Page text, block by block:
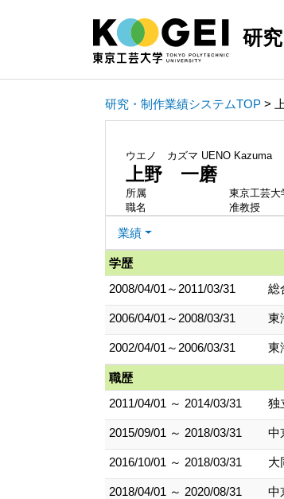
研
研究・制作業績システムTOP >
ウエノ カズマ UENO Kazuma
上野 一磨
所属
東京工芸
職名
准教授
業績
学歴
2008/04/01～2011/03/31
総
2006/04/01～2008/03/31 東
2002/04/01～2006/03/31 東
職歴
2011/04/01 ～ 2014/03/31
独
2015/09/01 ～ 2018/03/31 中
2016/10/01 ～ 2018/03/31 大
2018/04/01 ～ 2020/08/31 中